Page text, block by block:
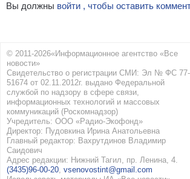
Вы должны войти , чтобы оставить
© 2011-2026«Информационное агентство «Все
новости»
Свидетельство о регистрации СМИ: Эл № ФС 77-
51674 от 02.11.2012г. выдано Федеральной
службой по надзору в сфере связи,
информационных технологий и массовых
коммуникаций (Роскомнадзор)
Учредитель: ООО «Радио-Экофонд»
Директор: Пудовкина Ирина Анатольевна
Главный редактор: Вахрутдинов Владимир
Саидович
Адрес редакции: Нижний Тагил, пр. Ленина, 4.
(3435)96-00-20, vsenovostint@gmail.com